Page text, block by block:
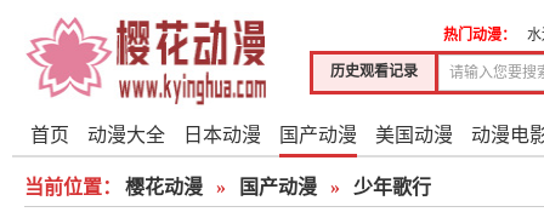
历史观看记录
热门动漫：
首页 动漫大全 日本动漫 国产动漫 美国动漫 动漫电
当前位置： 樱花动漫 » 国产动漫 » 少年歌行